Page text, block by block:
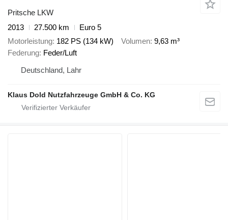
Pritsche LKW
2013
27.500 km
Euro 5
Motorleistung 182 PS (134 kW) Volumen 9,63 m³
Federung Feder/Luft
Deutschland, Lahr
Klaus Dold Nutzfahrzeuge GmbH & Co. KG